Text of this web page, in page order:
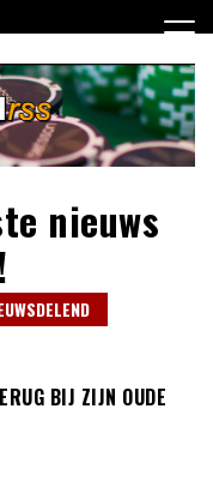
nieuws
BIJ ZIJN OUDE